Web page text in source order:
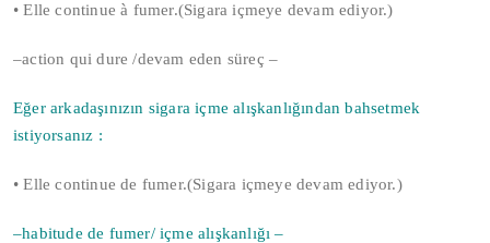
• Elle continue à fumer.(Sigara içmeye devam ediyor.)
–action qui dure /devam eden süreç –
Eğer arkadaşınızın sigara içme alışkanlığından bahsetmek
istiyorsanız :
• Elle continue de fumer.(Sigara içmeye devam ediyor.)
–habitude de fumer/ içme alışkanlığı –